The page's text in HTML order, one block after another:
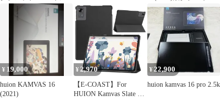
チスタンド付き
¥ 19,000
huion KAMVAS 16
(2021)
¥ 2,970
【E-COAST】For
HUION Kamvas Slate 11
¥22,900
huion kamvas 16 pro 2.5k